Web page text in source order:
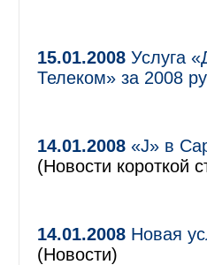
15.01.2008 Услуга
Телеком» за 2008
14.01.2008 «J» в
(Новости короткой
14.01.2008 Новая
(Новости)